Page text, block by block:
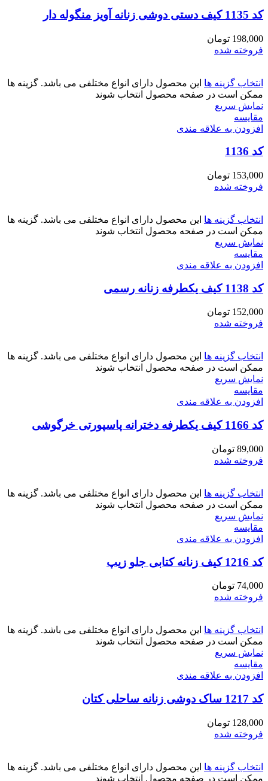
کد 1135 کیف دستی دوشی زنانه آویز منگوله دار
198,000 تومان
فروخته شده
انتخاب گزینه ها این محصول دارای انواع مختلفی می باشد. گزینه ها
ممکن است در صفحه محصول انتخاب شوند
نمایش سریع
مقايسه
افزودن به علاقه مندی
کد 1136
153,000 تومان
فروخته شده
انتخاب گزینه ها این محصول دارای انواع مختلفی می باشد. گزینه ها
ممکن است در صفحه محصول انتخاب شوند
نمایش سریع
مقايسه
افزودن به علاقه مندی
کد 1138 کیف یکطرفه زنانه رسمی
152,000 تومان
فروخته شده
انتخاب گزینه ها این محصول دارای انواع مختلفی می باشد. گزینه ها
ممکن است در صفحه محصول انتخاب شوند
نمایش سریع
مقايسه
افزودن به علاقه مندی
کد 1166 کیف یکطرفه دخترانه پاسپورتی خرگوشی
89,000 تومان
فروخته شده
انتخاب گزینه ها این محصول دارای انواع مختلفی می باشد. گزینه ها
ممکن است در صفحه محصول انتخاب شوند
نمایش سریع
مقايسه
افزودن به علاقه مندی
کد 1216 کیف زنانه کتابی جلو زیپ
74,000 تومان
فروخته شده
انتخاب گزینه ها این محصول دارای انواع مختلفی می باشد. گزینه ها
ممکن است در صفحه محصول انتخاب شوند
نمایش سریع
مقايسه
افزودن به علاقه مندی
کد 1217 ساک دوشی زنانه ساحلی کتان
128,000 تومان
فروخته شده
انتخاب گزینه ها این محصول دارای انواع مختلفی می باشد. گزینه ها
ممکن است در صفحه محصول انتخاب شوند